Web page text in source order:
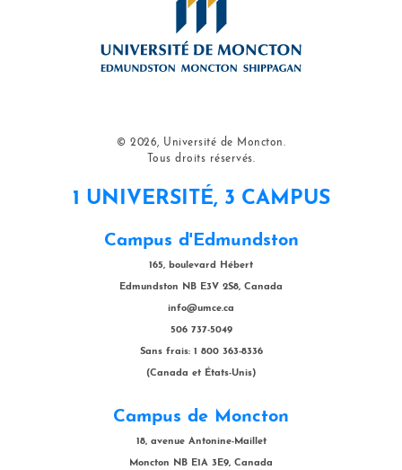
© 2026, Université de Moncton.
Tous droits réservés.
1 UNIVERSITÉ, 3 CAMPUS
Campus d'Edmundston
165, boulevard Hébert
Edmundston NB E3V 2S8, Canada
info@umce.ca
506 737-5049
Sans frais: 1 800 363-8336
(Canada et États-Unis)
Campus de Moncton
18, avenue Antonine-Maillet
Moncton NB E1A 3E9, Canada